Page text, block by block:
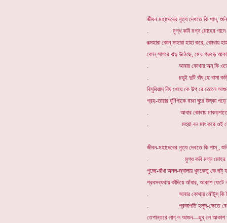
জীবন-মহাদেবের নৃত্য দেখতে কি পাস্,
. মুগ্ধ কবি মগ্ন মোহের গানে
বত্সহারা কোন্ সাহারা হাহা করে, কোথায়
কোন্ সাগরে ঝড় উঠেছে, মেঘ-গরুড়ে
. আবার কোথায় অন্ কি ওড়ে
. চড়ুই দুটি বাঁধ্ ছে বাসা
বিসুবিয়াস্ বিষ খেয়ে কে উগ্ রে তোলে
গ্রহ-তারার ঘূর্ণিপাকে মাথা ঘুরে উল্কা
. আবার কোথায় মাকড়শাতে বুন্
. মহুয়া-বন মাৎ করে ওই
জীবন-মহাদেবের নৃত্য দেখতে কি পাস্ ,
. মুগ্ধ কবি মগ্ন মোহর
পুচ্ছে-বাঁধা অনল-জ্বালায় ধূমকেতু কে ছট্
প্রবসব্যথায় কাঁদিয়ে আঁধার, আকাশ ফেটে
. আবার কোথায় মৌটুস্ কি টুস্
. প্রজাপতি হলুদ-ক্ষেতে
তেপান্তরে লাগ্ ল আগুন—ছুব্ লে আকাশ